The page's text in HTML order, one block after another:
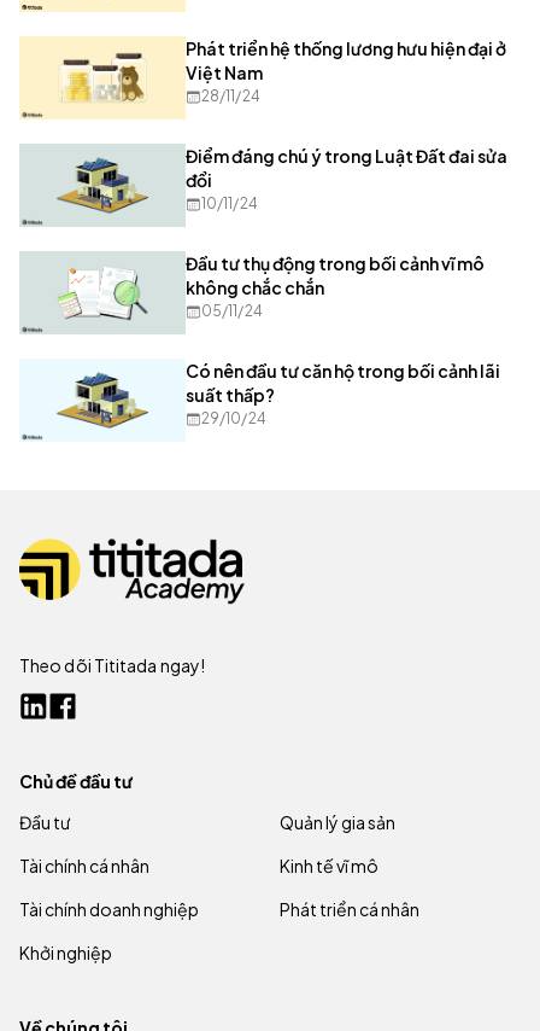
Phát triển hệ thống lương hưu hiện đại ở
Việt Nam
28/11/24
Điểm đáng chú ý trong Luật Đất đai sửa
đổi
10/11/24
Đầu tư thụ động trong bối cảnh vĩ mô
không chắc chắn
05/11/24
Có nên đầu tư căn hộ trong bối cảnh lãi
suất thấp?
29/10/24
Theo dõi Tititada ngay!
Chủ đề đầu tư
Đầu tư
Quản lý gia sản
Tài chính cá nhân
Kinh tế vĩ mô
Tài chính doanh nghiệp
Phát triển cá nhân
Khởi nghiệp